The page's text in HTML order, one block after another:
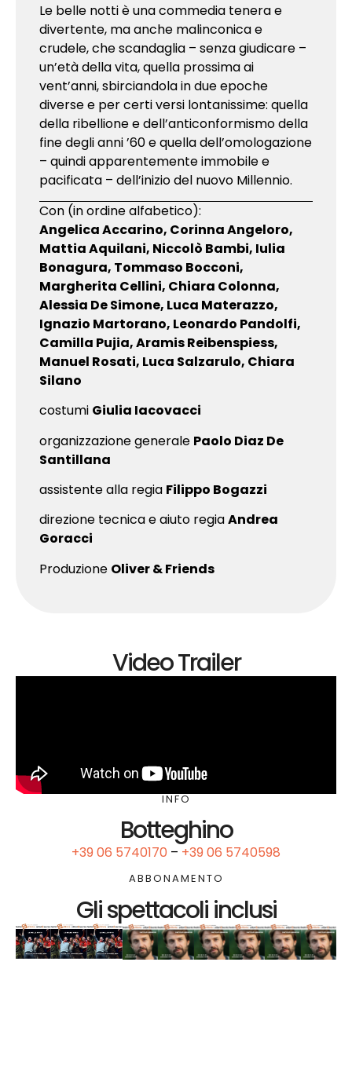
Le belle notti è una commedia tenera e
divertente, ma anche malinconica e
crudele, che scandaglia – senza giudicare –
un’età della vita, quella prossima ai
vent’anni, sbirciandola in due epoche
diverse e per certi versi lontanissime: quella
della ribellione e dell’anticonformismo della
fine degli anni ’60 e quella dell’omologazione
– quindi apparentemente immobile e
pacificata – dell’inizio del nuovo Millennio.
Con (in ordine alfabetico):
Angelica Accarino, Corinna Angeloro,
Mattia Aquilani, Niccolò Bambi, Iulia
Bonagura, Tommaso Bocconi,
Margherita Cellini, Chiara Colonna,
Alessia De Simone, Luca Materazzo,
Ignazio Martorano, Leonardo Pandolfi,
Camilla Pujia, Aramis Reibenspiess,
Manuel Rosati, Luca Salzarulo, Chiara
Silano
costumi Giulia Iacovacci
organizzazione generale Paolo Diaz De
Santillana
assistente alla regia Filippo Bogazzi
direzione tecnica e aiuto regiaAndrea
Goracci
Produzione Oliver & Friends
Video Trailer
INFO
Botteghino
+39 06 5740170 – +39 06 5740598
ABBONAMENTO
Gli spettacoli inclusi